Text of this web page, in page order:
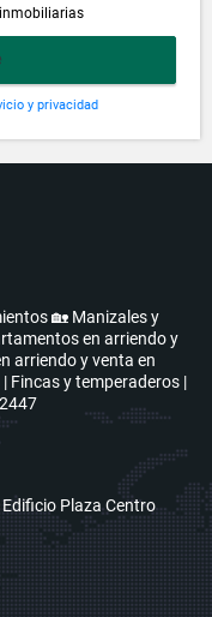
y privacidad
🏡 Manizales y
en arriendo y
arriendo y venta en
Fincas y temperaderos |
Plaza Centro